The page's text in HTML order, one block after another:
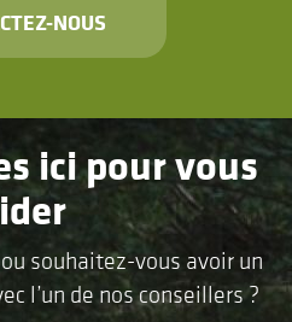
NOUS
ici pour vous
souhaitez-vous avoir un
l’un de nos conseillers ?